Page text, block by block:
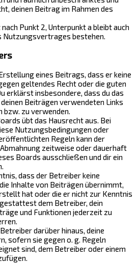
deinen Beitrag im Rahmen des
Punkt 2, Unterpunkt a bleibt auch
Nutzungsvertrages bestehen.
eines Beitrags, dass er keine
geltendes Recht oder die guten
erklärst insbesondere, dass du das
Beiträgen verwendeten Links
bzw. zu verwenden.
übt das Hausrecht aus. Bei
Nutzungsbedingungen oder
Regeln kann der
zeitweise oder dauerhaft
Boards ausschließen und dir ein
dass der Betreiber keine
Inhalte von Beiträgen übernimmt,
hat oder die er nicht zur Kenntnis
dem Betreiber, dein
und Funktionen jederzeit zu
darüber hinaus, deine
sofern sie gegen o. g. Regeln
sind, dem Betreiber oder einem